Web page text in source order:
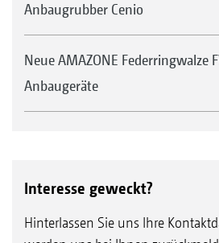
Anbaugrubber Cenio
Neue AMAZONE Federringwalze
Anbaugeräte
Interesse geweckt?
Hinterlassen Sie uns Ihre